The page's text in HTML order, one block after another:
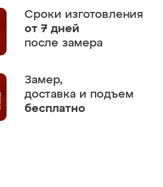
Сроки изготовления
от 7 дней
после замера
Замер,
доставка и подъем
бесплатно